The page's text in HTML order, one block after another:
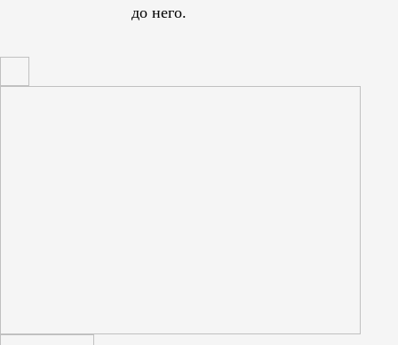
до него.